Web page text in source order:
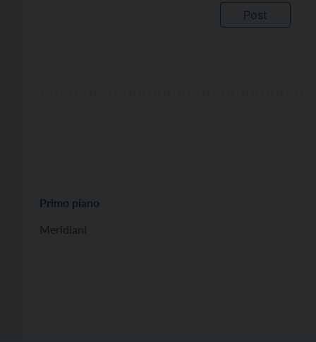
Primo piano
Meridiani